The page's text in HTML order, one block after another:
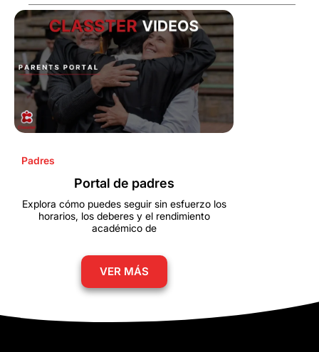
Padres
Portal de padres
Explora cómo puedes seguir sin esfuerzo los
horarios, los deberes y el rendimiento
académico de
VER MÁS